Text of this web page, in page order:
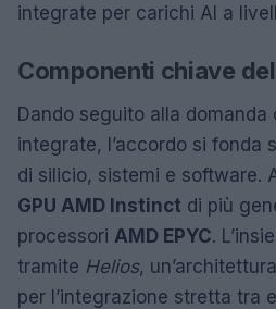
integrate per carichi AI a
Componenti chiave
Dando seguito alla
integrate, l’accordo si fonda
di silicio, sistemi e software.
GPU AMD Instinct di più
processori AMD EPYC.
tramite Helios, un’architettura
per l’integrazione stretta tra